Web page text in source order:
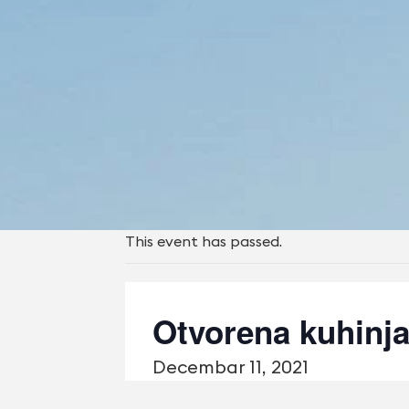
This event has passed.
Otvorena kuhinja
Decembar 11, 2021